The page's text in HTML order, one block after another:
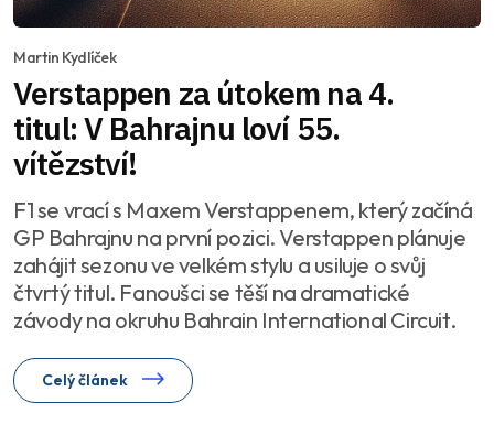
Martin Kydlíček
Verstappen za útokem na 4.
titul: V Bahrajnu loví 55.
vítězství!
F1 se vrací s Maxem Verstappenem, který začíná
GP Bahrajnu na první pozici. Verstappen plánuje
zahájit sezonu ve velkém stylu a usiluje o svůj
čtvrtý titul. Fanoušci se těší na dramatické
závody na okruhu Bahrain International Circuit.
Celý článek